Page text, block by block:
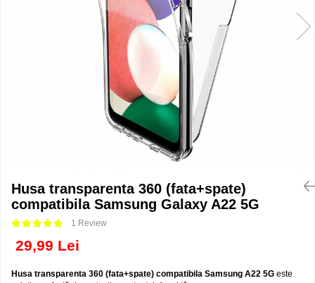
Huse Nokia
Huse Honor
Huse Realme
Huse Vivo
Husa transparenta 360 (fata+spate)
compatibila Samsung Galaxy A22 5G
1 Review
29,99 Lei
Husa transparenta 360 (fata+spate) compatibila Samsung A22 5G este